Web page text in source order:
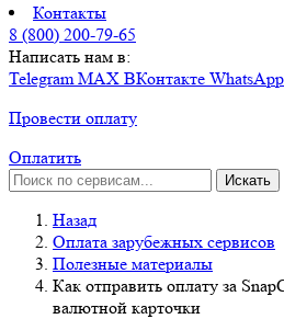
Контакты
8 (800) 200-79-65
Написать нам в:
TelegramMAX ВКонтакте WhatsApp
Провести оплату
Оплатить
Искать
Назад
Оплата зарубежных сервисов
Полезные материалы
Как отправить оплату за
валютной карточки